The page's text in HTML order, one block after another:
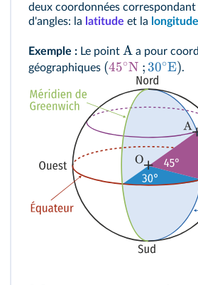
deux coordonnées correspondant
d'angles: la latitude et la longitude
Exemple : Le point A a pour
géographiques (45∘N ;30∘E).